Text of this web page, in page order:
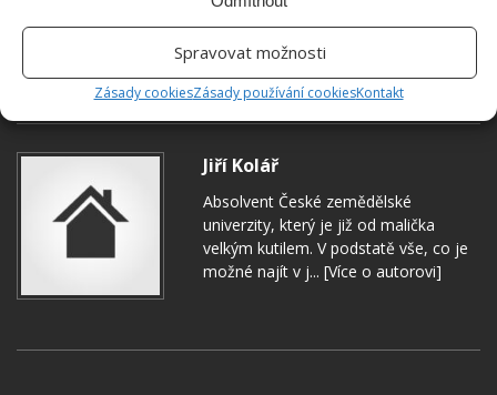
Spravovat možnosti
Zásady cookiesZásady používání cookiesKontakt
ZELENINOVÁ ZAHRADA
Jiří Kolář
Absolvent České zemědělské
univerzity, který je již od malička
velkým kutilem. V podstatě vše, co je
možné najít v j... [Více o autorovi]